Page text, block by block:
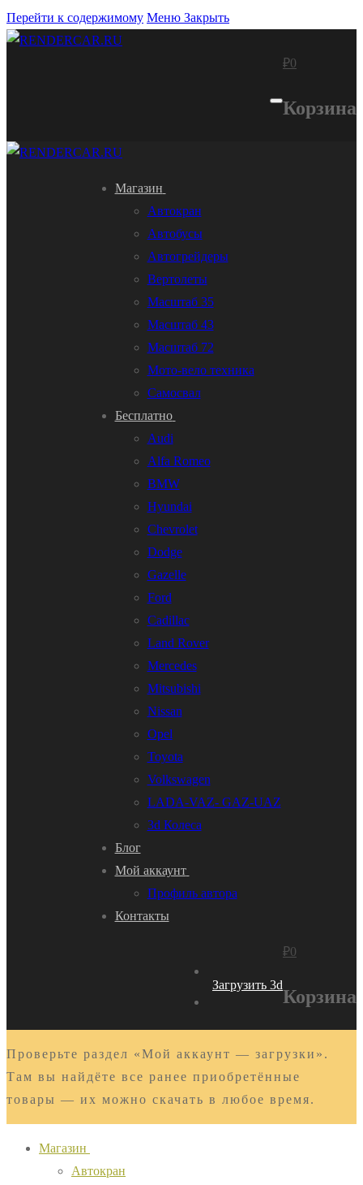
Перейти к содержимому Меню Закрыть
₽0
Корзина
Магазин
Автокран
Автобусы
Автогрейдеры
Вертолеты
Масштаб 35
Масштаб 43
Масштаб 72
Мото-вело техника
Самосвал
Бесплатно
Audi
Alfa Romeo
BMW
Hyundai
Chevrolet
Dodge
Gazelle
Ford
Cadillac
Land Rover
Mercedes
Mitsubishi
Nissan
Opel
Toyota
Volkswagen
LADA-VAZ- GAZ-UAZ
3d Колеса
Блог
Мой аккаунт
Профиль автора
Контакты
Загрузить 3d
₽0
Корзина
Проверьте раздел «Мой аккаунт — загрузки».
Там вы найдёте все ранее приобретённые
товары — их можно скачать в любое время.
Магазин
Автокран